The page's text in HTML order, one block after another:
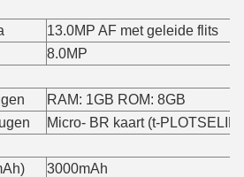
13.0MP AF met geleide flits
8.0MP
RAM: 1GB ROM: 8GB
Micro- BR kaart (t-
3000mAh